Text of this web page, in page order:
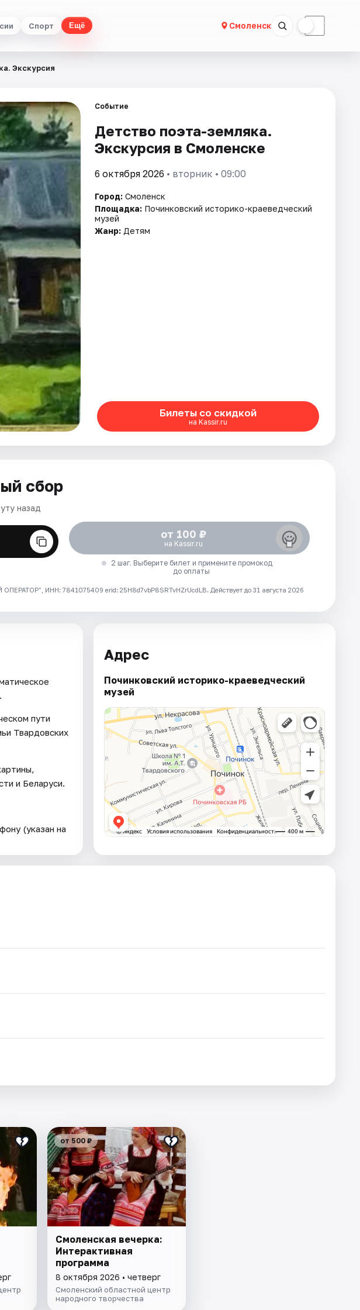
Спорт Ещё Смоленск ☾
Экскурсия
Событие
Детство поэта-земляка.
Экскурсия в Смоленске
6 октября 2026 • вторник • 09:00
Город: Смоленск
Площадка: Починковский историко-краеведческий
музей
Жанр: Детям
Билеты со скидкой
на Kassir.ru
сбор
назад
от 100 ₽
на Kassir.ru
2 шаг. Выберите билет и примените промокод
до оплаты
ИНН: 7841075409 erid: 25H8d7vbP8SRTvHZrUcdLB. Действует до 31 августа 2026
пути
Твардовских
и Беларуси.
(указан на
Адрес
Починковский историко-краеведческий
музей
от 500 ₽
Смоленская вечерка:
Интерактивная
программа
8 октября 2026 • четверг
Смоленский областной центр
народного творчества